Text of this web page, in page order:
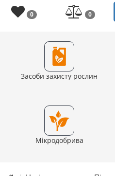
0 0
Засоби захисту рослин
Мікродобрива